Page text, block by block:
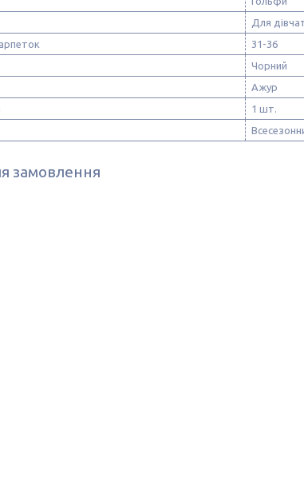
Для
31-36
Чорний
Ажур
1 шт.
замовлення